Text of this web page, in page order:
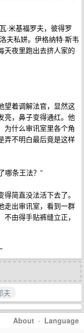
·米基福罗夫，彼得罗
夫私姘。伊格纳特·斯韦
天夜里跑出去挤人家的
望着调解法官，显然这
亮，鼻子变得通红。他
为什么审讯室里各个角
弄不明白最后竟是这样
哪条王法？”
简直没法活下去了。
走出审讯室，看到一群
由得手贴裤缝立正，
夫
About · Language